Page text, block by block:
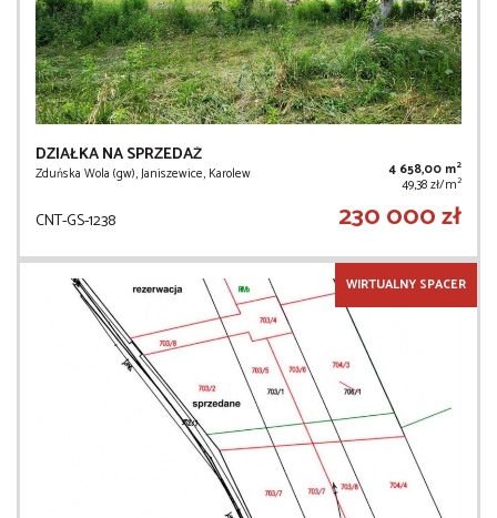
DZIAŁKA NA SPRZEDAŻ
Zduńska Wola (gw), Janiszewice, Karolew 4 658,00 m2
49,38 zł/m2
CNT-GS-1238 230 000 zł
WIRTUALNY SPACER